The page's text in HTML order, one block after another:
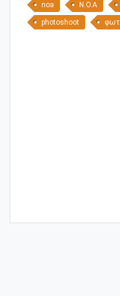
noa N.O.A
photoshoot